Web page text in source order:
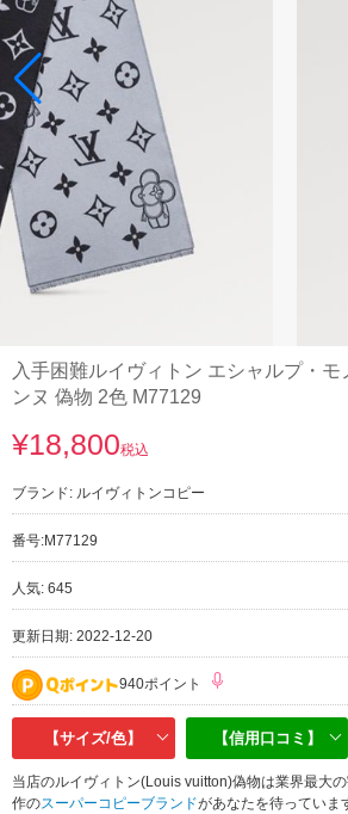
入手困難ルイヴィトン エシャルプ・
ンヌ 偽物 2色 M77129
¥18,800税込
ブランド: ルイヴィトンコピー
番号:M77129
人気: 645
更新日期: 2022-12-20
940ポイント
【サイズ/色】 【信用口コミ】
当店のルイヴィトン(Louis vuitton)偽物は業界最大
作のスーパーコピーブランドがあなたを待っていま